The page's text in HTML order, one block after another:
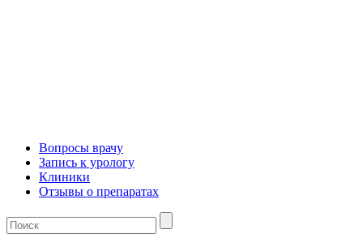
Вопросы врачу
Запись к урологу
Клиники
Отзывы о препаратах